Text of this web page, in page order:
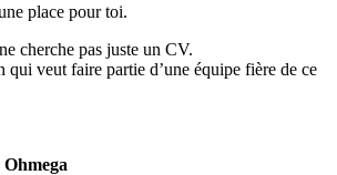
place pour toi.
cherche pas juste un CV.
qui veut faire partie d’une équipe fière de ce